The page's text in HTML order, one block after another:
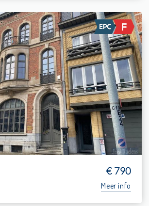
Verhuurd: Studio
-
-
1
32 m²
€ 790
Meer info